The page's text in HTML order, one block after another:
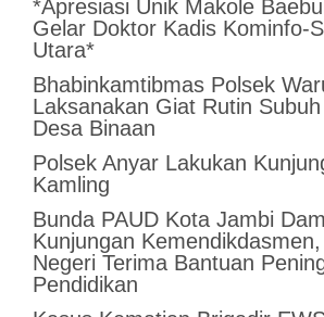
*Apresiasi Unik Makole
Gelar Doktor Kadis Kominfo-
Utara*
Bhabinkamtibmas Polsek
Laksanakan Giat Rutin
Desa Binaan
Polsek Anyar Lakukan
Kamling
Bunda PAUD Kota Jambi
Kunjungan
Negeri Terima Bantuan
Pendidikan